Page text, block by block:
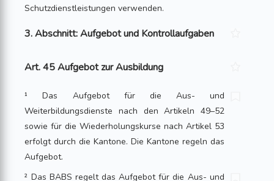
Schutzdienstleistungen verwenden.
3. Abschnitt: Aufgebot und Kontrollaufgaben
Art. 45 Aufgebot zur Ausbildung
¹ Das Aufgebot für die Aus- und
Weiterbildungsdienste nach den Artikeln 49–52
sowie für die Wiederholungskurse nach Artikel 53
erfolgt durch die Kantone. Die Kantone regeln das
Aufgebot.
² Das BABS regelt das Aufgebot für die Aus- und